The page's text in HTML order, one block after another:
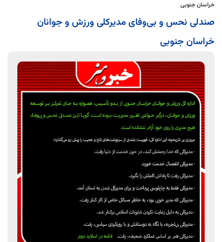
خراسان جنوبی
صندلی نحس و بی‌وفای مدیرکلی ورزش و جوانان
خراسان جنوبی